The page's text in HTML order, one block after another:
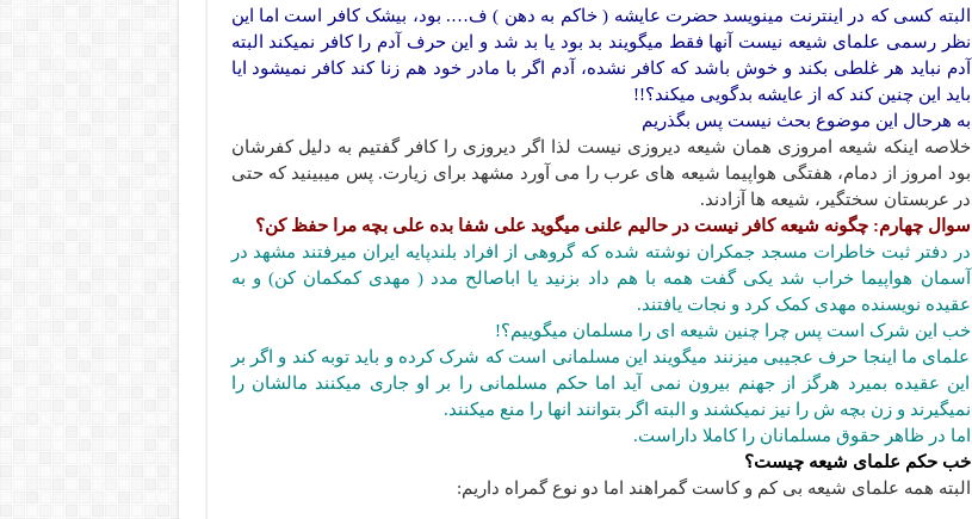
البته کسی که در اینترنت مینویسد حضرت عایشه ( خاکم به دهن ) ف…. بود، بیشک کافر است اما این
نظر رسمی علمای شیعه نیست آنها فقط میگویند بد بود یا بد شد و این حرف آدم را کافر نمیکند البته
آدم نباید هر غلطی بکند و خوش باشد که کافر نشده، آدم اگر با مادر خود هم زنا کند کافر نمیشود ایا
باید این چنین کند که از عایشه بدگویی میکند؟!!
به هرحال این موضوع بحث نیست پس بگذریم
خلاصه اینکه شیعه امروزی همان شیعه دیروزی نیست لذا اگر دیروزی را کافر گفتیم به دلیل کفرشان
بود امروز از دمام، هفتگی هواپیما شیعه های عرب را می آورد مشهد برای زیارت. پس میبینید که حتی
در عربستان سختگیر، شیعه ها آزادند.
سوال چهارم: چگونه شیعه کافر نیست در حالیم علنی میگوید علی شفا بده علی بچه مرا حفظ کن؟
در دفتر ثبت خاطرات مسجد جمکران نوشته شده که گروهی از افراد بلندپایه ایران میرفتند مشهد در
آسمان هواپیما خراب شد یکی گفت همه با هم داد بزنید یا اباصالح مدد ( مهدی کمکمان کن) و به
عقیده نویسنده مهدی کمک کرد و نجات یافتند.
خب این شرک است پس چرا چنین شیعه ای را مسلمان میگوییم؟!
علمای ما اینجا حرف عجیبی میزنند میگویند این مسلمانی است که شرک کرده و باید توبه کند و اگر بر
این عقیده بمیرد هرگز از جهنم بیرون نمی آید اما حکم مسلمانی را بر او جاری میکنند مالشان را
نمیگیرند و زن بچه ش را نیز نمیکشند و البته اگر بتوانند انها را منع میکنند.
اما در ظاهر حقوق مسلمانان را کاملا داراست.
خب حکم علمای شیعه چیست؟
البته همه علمای شیعه بی کم و کاست گمراهند اما دو نوع گمراه داریم: